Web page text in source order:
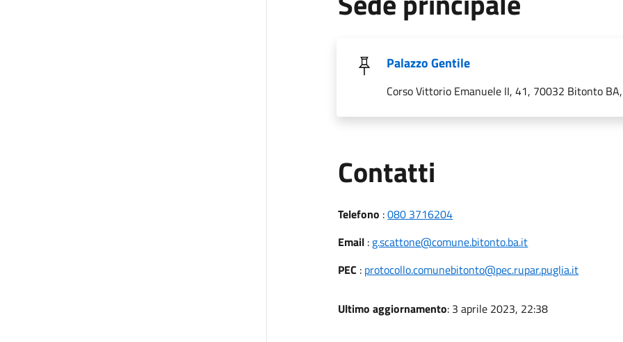
Palazzo Gentile
Corso Vittorio Emanuele II, 41, 70032 Bitonto
Contatti
Telefono :080 3716204
Email : g.scattone@comune.bitonto.ba.it
PEC : protocollo.comunebitonto@pec.rupar.puglia.it
Ultimo aggiornamento: 3 aprile 2023, 22:38